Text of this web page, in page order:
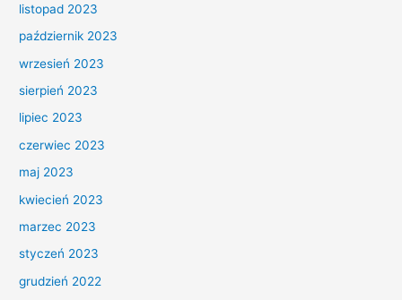
listopad 2023
październik 2023
wrzesień 2023
sierpień 2023
lipiec 2023
czerwiec 2023
maj 2023
kwiecień 2023
marzec 2023
styczeń 2023
grudzień 2022